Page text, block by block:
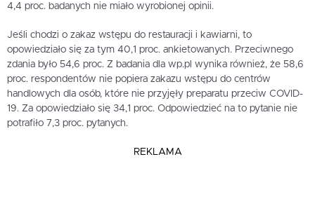
4,4 proc. badanych nie miało wyrobionej opinii.
Jeśli chodzi o zakaz wstępu do restauracji i kawiarni, to
opowiedziało się za tym 40,1 proc. ankietowanych. Przeciwnego
zdania było 54,6 proc. Z badania dla wp.pl wynika również, że 58,6
proc. respondentów nie popiera zakazu wstępu do centrów
handlowych dla osób, które nie przyjęły preparatu przeciw COVID-
19. Za opowiedziało się 34,1 proc. Odpowiedzieć na to pytanie nie
potrafiło 7,3 proc. pytanych.
REKLAMA